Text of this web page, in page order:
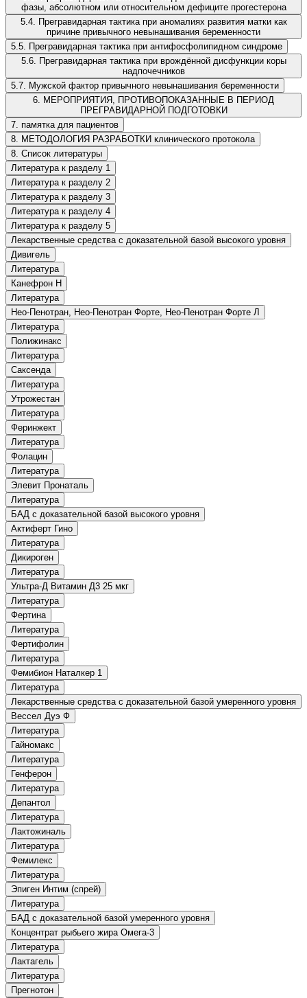
фазы, абсолютном или относительном дефиците прогестерона
5.4. Прегравидарная тактика при аномалиях развития матки как
причине привычного невынашивания беременности
5.5. Прегравидарная тактика при антифосфолипидном синдроме
5.6. Прегравидарная тактика при врождённой дисфункции коры
надпочечников
5.7. Мужской фактор привычного невынашивания беременности
6. МЕРОПРИЯТИЯ, ПРОТИВОПОКАЗАННЫЕ В ПЕРИОД
ПРЕГРАВИДАРНОЙ ПОДГОТОВКИ
7. памятка для пациентов
8. МЕТОДОЛОГИЯ РАЗРАБОТКИ клинического протокола
8. Список литературы
Литература к разделу 1
Литература к разделу 2
Литература к разделу 3
Литература к разделу 4
Литература к разделу 5
Лекарственные средства с доказательной базой высокого уровня
Дивигель
Литература
Канефрон Н
Литература
Нео-Пенотран, Нео-Пенотран Форте, Нео-Пенотран Форте Л
Литература
Полижинакс
Литература
Саксенда
Литература
Утрожестан
Литература
Феринжект
Литература
Фолацин
Литература
Элевит Пронаталь
Литература
БАД с доказательной базой высокого уровня
Актиферт Гино
Литература
Дикироген
Литература
Ультра-Д Витамин Д3 25 мкг
Литература
Фертина
Литература
Фертифолин
Литература
Фемибион Наталкер 1
Литература
Лекарственные средства с доказательной базой умеренного уровня
Вессел Дуэ Ф
Литература
Гайномакс
Литература
Генферон
Литература
Депантол
Литература
Лактожиналь
Литература
Фемилекс
Литература
Эпиген Интим (спрей)
Литература
БАД с доказательной базой умеренного уровня
Концентрат рыбьего жира Омега-3
Литература
Лактагель
Литература
Прегнотон